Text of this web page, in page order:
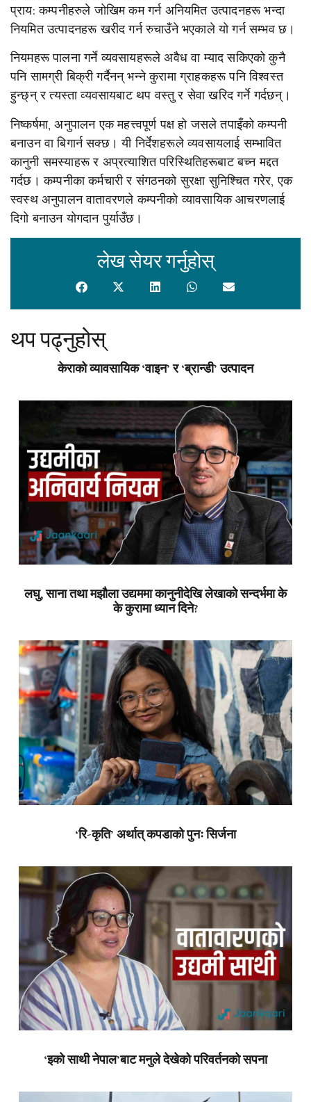
प्राय: कम्पनीहरुले जोखिम कम गर्न अनियमित उत्पादनहरू भन्दा
नियमित उत्पादनहरू खरीद गर्न रुचाउँने भएकाले यो गर्न सम्भव छ।
नियमहरू पालना गर्ने व्यवसायहरूले अवैध वा म्याद सकिएको कुनै
पनि सामग्री बिक्री गर्दैनन् भन्ने कुरामा ग्राहकहरू पनि विश्वस्त
हुन्छ्न् र त्यस्ता व्यवसायबाट थप वस्तु र सेवा खरिद गर्ने गर्दछन्।
निष्कर्षमा, अनुपालन एक महत्त्वपूर्ण पक्ष हो जसले तपाइँको कम्पनी
बनाउन वा बिगार्न सक्छ। यी निर्देशहरूले व्यवसायलाई सम्भावित
कानुनी समस्याहरू र अप्रत्याशित परिस्थितिहरूबाट बच्न मद्दत
गर्दछ। कम्पनीका कर्मचारी र संगठनको सुरक्षा सुनिश्चित गरेर, एक
स्वस्थ अनुपालन वातावरणले कम्पनीको व्यावसायिक आचरणलाई
दिगो बनाउन योगदान पुर्याउँछ।
लेख सेयर गर्नुहोस्
थप पढ्नुहोस्
केराको व्यावसायिक ‘वाइन’ र ‘ब्रान्डी’ उत्पादन
लघु, साना तथा मझौला उद्यममा कानुनीदेखि लेखाको सन्दर्भमा के
के कुरामा ध्यान दिने?
‘रि-कृति’ अर्थात् कपडाको पुनः सिर्जना
‘इको साथी नेपाल’बाट मनुले देखेको परिवर्तनको सपना